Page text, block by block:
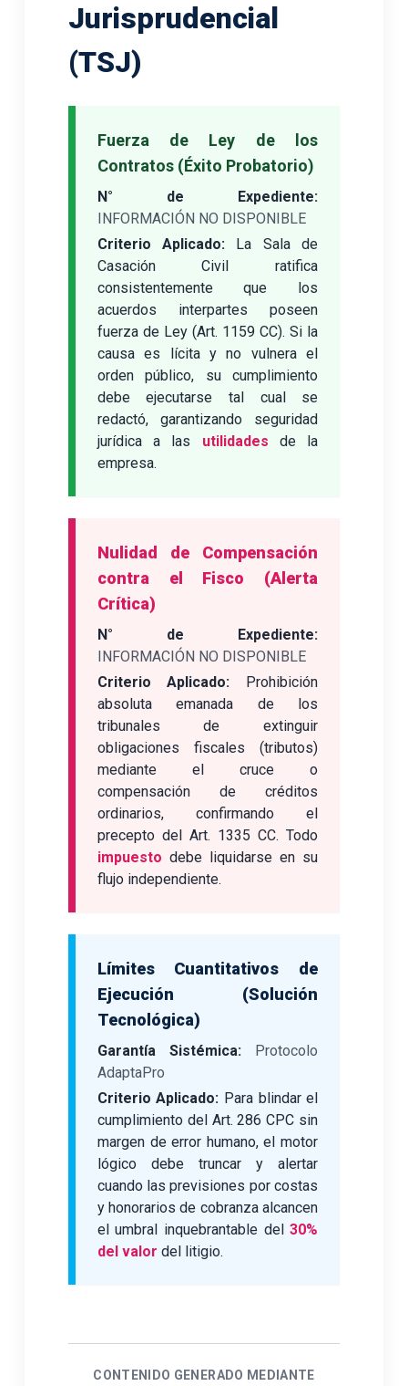
Jurisprudencial
(TSJ)
Fuerza de Ley de los
Contratos (Éxito Probatorio)
N° de Expediente:
INFORMACIÓN NO DISPONIBLE
Criterio Aplicado: La Sala de
Casación Civil ratifica
consistentemente que los
acuerdos interpartes poseen
fuerza de Ley (Art. 1159 CC). Si la
causa es lícita y no vulnera el
orden público, su cumplimiento
debe ejecutarse tal cual se
redactó, garantizando seguridad
jurídica a las utilidades de la
empresa.
Nulidad de Compensación
contra el Fisco (Alerta
Crítica)
N° de Expediente:
INFORMACIÓN NO DISPONIBLE
Criterio Aplicado: Prohibición
absoluta emanada de los
tribunales de extinguir
obligaciones fiscales (tributos)
mediante el cruce o
compensación de créditos
ordinarios, confirmando el
precepto del Art. 1335 CC. Todo
impuesto debe liquidarse en su
flujo independiente.
Límites Cuantitativos de
Ejecución (Solución
Tecnológica)
Garantía Sistémica:
Protocolo
AdaptaPro
Criterio Aplicado: Para blindar el
cumplimiento del Art. 286 CPC sin
margen de error humano, el motor
lógico debe truncar y alertar
cuando las previsiones por costas
y honorarios de cobranza alcancen
el umbral inquebrantable del30%
del valor del litigio.
CONTENIDO GENERADO MEDIANTE